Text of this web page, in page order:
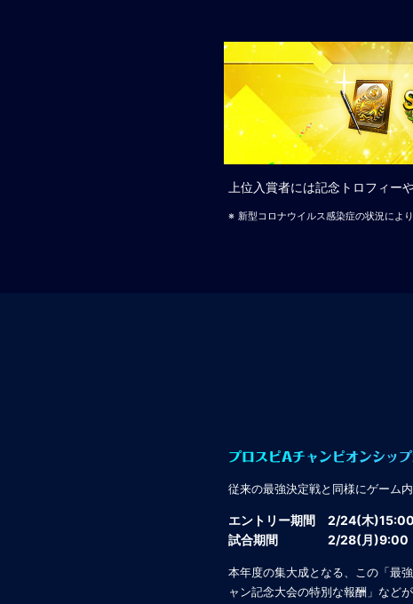
上位入賞者には記念トロフィー
新型コロナウイルス感染症の状況によ
プロスピAチャンピオンシッ
従来の最強決定戦と同様にゲーム
エントリー期間
2/24(木
試合期間
2/28(月)9:00
本年度の集大成となる、この「最
ャン記念大会の特別な報酬」などが